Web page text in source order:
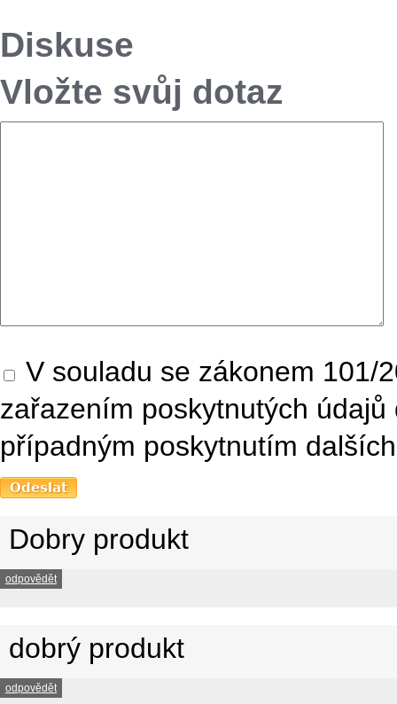
Diskuse
Vložte svůj dotaz
V souladu se zákonem 101/
zařazením poskytnutých
případným poskytnutím
Dobry produkt
odpovědět
dobrý produkt
odpovědět